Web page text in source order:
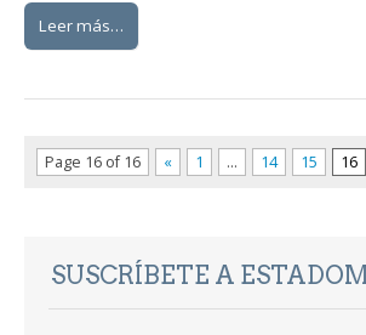
Leer más…
Page 16 of 16 « 1 … 14 15 16
SUSCRÍBETE A